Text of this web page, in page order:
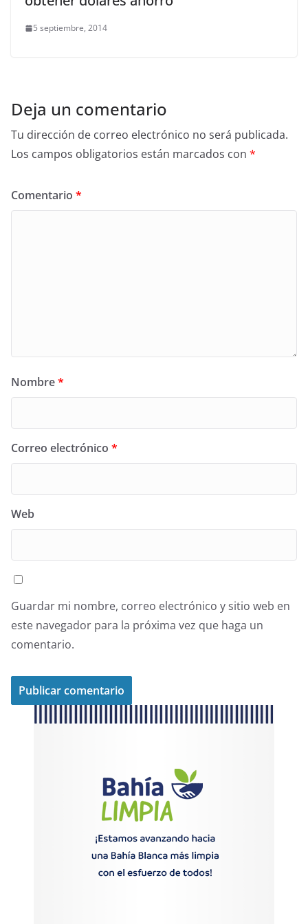
5 septiembre, 2014
Deja un comentario
Tu dirección de correo electrónico no será publicada.
Los campos obligatorios están marcados con *
Comentario *
Nombre*
Correo electrónico *
Web
Guardar mi nombre, correo electrónico y sitio web en
este navegador para la próxima vez que haga un
comentario.